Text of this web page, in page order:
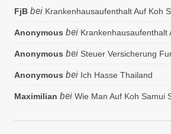
FjB bei Krankenhausaufenthalt Auf Koh
Anonymous bei Krankenhausaufenthalt
Anonymous bei Steuer Versicherung
Anonymous bei Ich Hasse Thailand
Maximilian bei Wie Man Auf Koh Samui